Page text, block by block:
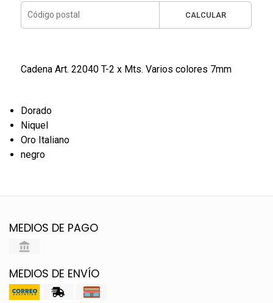
CALCULAR
Cadena Art. 22040 T-2 x Mts. Varios colores 7mm
Dorado
Niquel
Oro Italiano
negro
MEDIOS DE PAGO
MEDIOS DE ENVÍO